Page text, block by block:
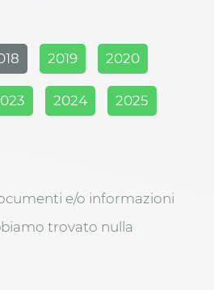
2019 2020
2024 2025
e/o informazioni
trovato nulla